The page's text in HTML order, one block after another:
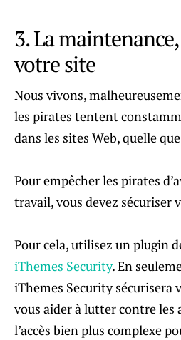
3. La
votre site
Nous vivons,
les pirates tentent
dans les sites Web, quelle
Pour empêcher les pirates
travail, vous devez sécuriser
Pour cela, utilisez un plugin
iThemes Security. En
iThemes Security sécurisera
vous aider à lutter contre les
l’accès bien plus complexe